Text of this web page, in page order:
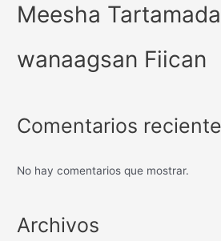
Meesha
wanaagsan Fiican
Comentarios
No hay comentarios que mostrar.
Archivos